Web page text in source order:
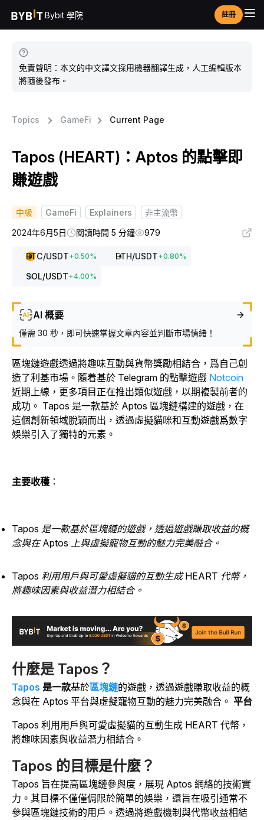
Bybit 學院 註冊
免責聲明：本文的中文譯文採用機器翻譯生成，人工編輯版本
將隨後發布。
Topics GameFi Current Page
Tapos (HEART)：Aptos 的點擊即
賺遊戲
中級 GameFi Explainers
非主流幣
2024年6月5日
閱讀時間 5 分鐘 979
BTC/USDT+0.50% ETH/USDT+0.80%
SOL/USDT+4.00%
AI 概要
僅需 30 秒，即可快速掌握文章內容並判斷市場情緒！
區塊鏈遊戲透過將趣味互動與貨幣獎勵相結合，爲自己創
造了利基市場。隨着基於 Telegram 的點擊遊戲 Notcoin
近期上線，更多項目正在推出類似遊戲，以期複製前者的
成功。 Tapos 是一款基於 Aptos 區塊鏈構建的遊戲，在
這個創新領域脫穎而出，透過虛擬貓咪和互動遊戲爲數字
娛樂引入了獨特的元素。
主要收穫 ：
Tapos 是一款基於區塊鏈的遊戲，透過遊戲賺取收益的概
念與在 Aptos 上與虛擬寵物互動的魅力完美融合。
Tapos 利用用戶與可愛虛擬貓的互動生成 HEART 代幣，
將趣味因素與收益潛力相結合。
什麼是 Tapos？
Tapos 是一款基於區塊鏈的遊戲，透過遊戲賺取收益的概
念與在 Aptos 平台與虛擬寵物互動的魅力完美融合。 平台
Tapos 利用用戶與可愛虛擬貓的互動生成 HEART 代幣，
將趣味因素與收益潛力相結合。
Tapos 的目標是什麼？
Tapos 旨在提高區塊鏈參與度，展現 Aptos 網絡的技術實
力。其目標不僅僅侷限於簡單的娛樂，還旨在吸引通常不
參與區塊鏈技術的用戶。透過將遊戲機制與代幣收益相結